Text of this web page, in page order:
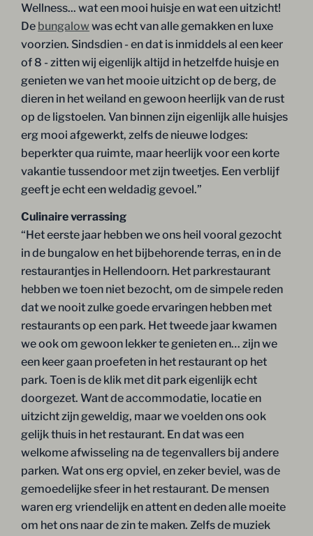
Wellness... wat een mooi huisje en wat een uitzicht!
De bungalow was echt van alle gemakken en luxe
voorzien. Sindsdien - en dat is inmiddels al een keer
of 8 - zitten wij eigenlijk altijd in hetzelfde huisje en
genieten we van het mooie uitzicht op de berg, de
dieren in het weiland en gewoon heerlijk van de rust
op de ligstoelen. Van binnen zijn eigenlijk alle huisjes
erg mooi afgewerkt, zelfs de nieuwe lodges:
beperkter qua ruimte, maar heerlijk voor een korte
vakantie tussendoor met zijn tweetjes. Een verblijf
geeft je echt een weldadig gevoel.”
Culinaire verrassing
“Het eerste jaar hebben we ons heil vooral gezocht
in de bungalow en het bijbehorende terras, en in de
restaurantjes in Hellendoorn. Het parkrestaurant
hebben we toen niet bezocht, om de simpele reden
dat we nooit zulke goede ervaringen hebben met
restaurants op een park. Het tweede jaar kwamen
we ook om gewoon lekker te genieten en… zijn we
een keer gaan proefeten in het restaurant op het
park. Toen is de klik met dit park eigenlijk echt
doorgezet. Want de accommodatie, locatie en
uitzicht zijn geweldig, maar we voelden ons ook
gelijk thuis in het restaurant. En dat was een
welkome afwisseling na de tegenvallers bij andere
parken. Wat ons erg opviel, en zeker beviel, was de
gemoedelijke sfeer in het restaurant. De mensen
waren erg vriendelijk en attent en deden alle moeite
om het ons naar de zin te maken. Zelfs de muziek